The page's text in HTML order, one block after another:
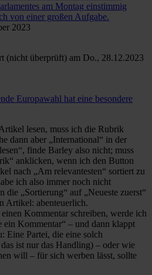
am Montag einstimmig
von einer großen Aufgabe.
2023
(nicht überprüft) am Do., 28.12.2023
Europawahl hat eine besondere
lesen, muss ich die Rubrik
dann aber „International“ in der
finde Barley also nicht; muss
anklicken, wenn ich den Button
nach „Am relevantesten“ sortiert zu
ich also immer noch nicht
die „Sortierung“ auf „Neueste zuerst“
Artikel: abenteuerlich.
Kommentar schreiben, werde ich
ein Kommentar“ – und dann klappt
Eine Partei, die eine solch
ist nur das Handling) – oder wie
will – für sich werben lässt, sollte